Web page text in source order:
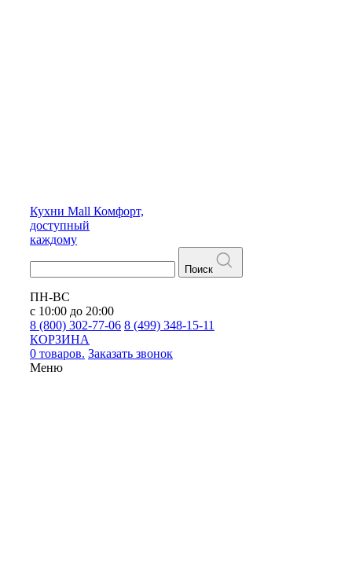
Кухни Mall Комфорт,
доступный
каждому
Поиск
ПН-ВС
с 10:00 до 20:00
8 (800) 302-77-06 8 (499) 348-15-11
КОРЗИНА
0 товаров. Заказать звонок
Меню